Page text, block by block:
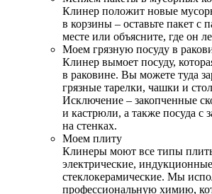
Клинер положит новые
в корзины – оставьте пакет с
месте или объясните, где он
Моем грязную посуду в
Клинер вымоет посуду,
в раковине. Вы можете туда
грязные тарелки, чашки и
Исключение – закопченные
и кастрюли, а также посуда с
на стенках.
Моем плиту
Клинеры моют все типы
электрические,
стеклокерамические. Мы
профессиональную химию,